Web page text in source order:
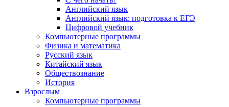
Английский язык
Английский язык: подготовка к ЕГЭ
Цифровой учебник
Компьютерные программы
Физика и математика
Русский язык
Китайский язык
Обществознание
История
Взрослым
Компьютерные программы